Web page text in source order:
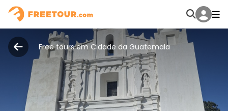
Free tours em Cidade da Guatemala